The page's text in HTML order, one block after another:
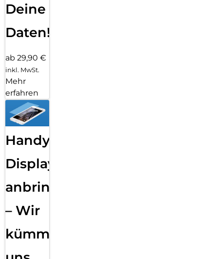
Deine
Daten!
ab 29,90 €
inkl. MwSt.
Mehr
erfahren
Handy
Displayfolie
anbringen
– Wir
kümmern